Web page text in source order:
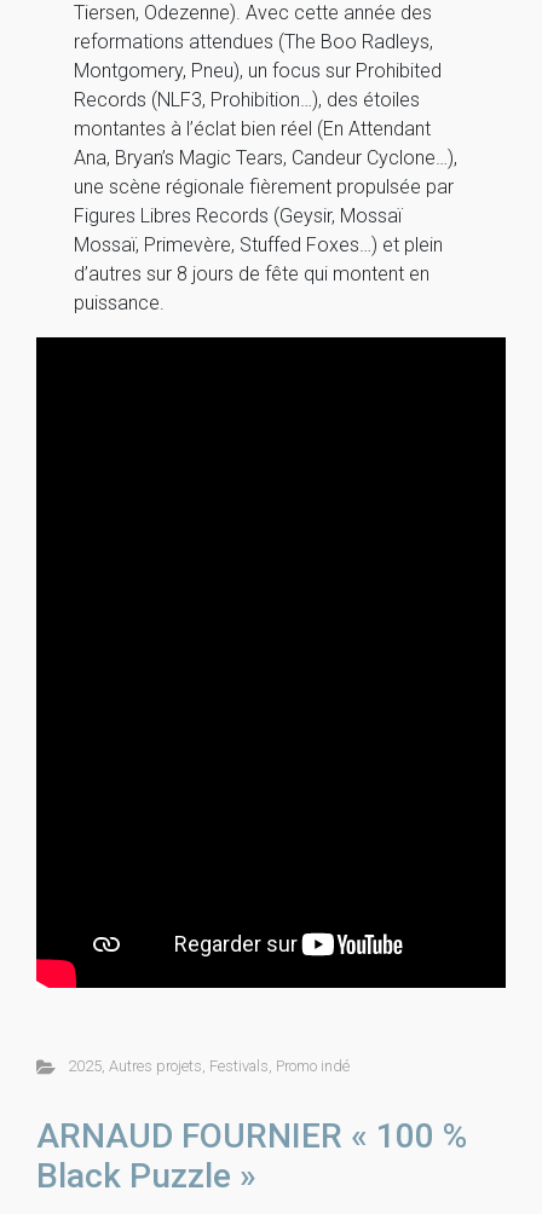
Tiersen, Odezenne). Avec cette année des
reformations attendues (The Boo Radleys,
Montgomery, Pneu), un focus sur Prohibited
Records (NLF3, Prohibition…), des étoiles
montantes à l’éclat bien réel (En Attendant
Ana, Bryan’s Magic Tears, Candeur Cyclone…),
une scène régionale fièrement propulsée par
Figures Libres Records (Geysir, Mossaï
Mossaï, Primevère, Stuffed Foxes…) et plein
d’autres sur 8 jours de fête qui montent en
puissance.
2025, Autres projets, Festivals, Promo indé
ARNAUD FOURNIER « 100 %
Black Puzzle »